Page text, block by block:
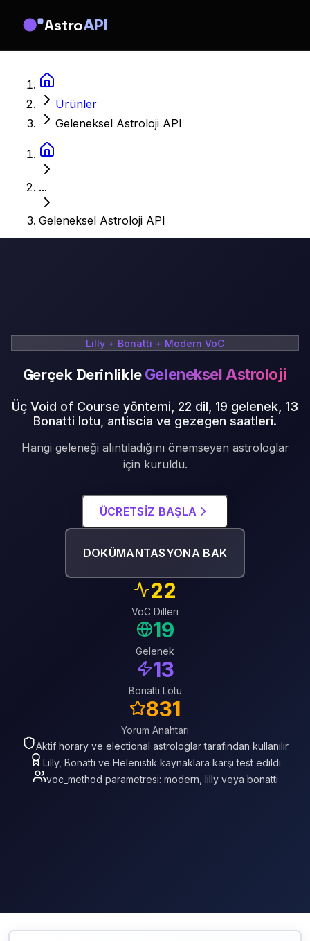
AstroAPI
Ürünler
Geleneksel Astroloji API
...
Geleneksel Astroloji API
Lilly + Bonatti + Modern VoC
Gerçek Derinlikle Geleneksel Astroloji
Üç Void of Course yöntemi, 22 dil, 19 gelenek, 13
Bonatti lotu, antiscia ve gezegen saatleri.
Hangi geleneği alıntıladığını önemseyen astrologlar
için kuruldu.
ÜCRETSIZ BAŞLA
DOKÜMANTASYONA BAK
22
VoC Dilleri
19
Gelenek
13
Bonatti Lotu
831
Yorum Anahtarı
Aktif horary ve electional astrologlar tarafından kullanılır
Lilly, Bonatti ve Helenistik kaynaklara karşı test edildi
voc_method parametresi: modern, lilly veya bonatti